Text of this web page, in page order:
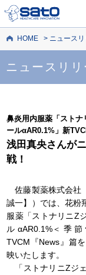
HOME ニュースリ
ニュースリリ
鼻炎用内服薬「スト
ールαAR0.1%」新
浅田真央さんが
戦！
佐藤製薬株式会社
誠一】）では、花粉
服薬「ストナリニZ
ルαAR0.1%＜季
TVCM『News』篇
映いたします。
「ストナリニZジ